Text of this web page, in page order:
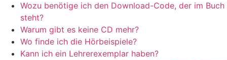
Wozu benötige ich den Download-Code, der im Buch
steht?
Warum gibt es keine CD mehr?
Wo finde ich die Hörbeispiele?
Kann ich ein Lehrerexemplar haben?